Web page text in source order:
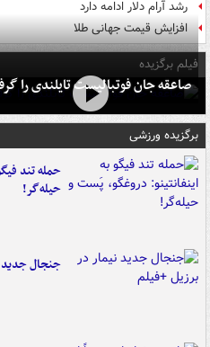
رشد آرام دلار ادامه دارد
افزایش قیمت جهانی طلا
فیلم برگزیده
صاعقه جان فوتبالیست تایلندی را
برگزیده ورزشی
حمله تند
حیله‌گر!
جنجال جدید